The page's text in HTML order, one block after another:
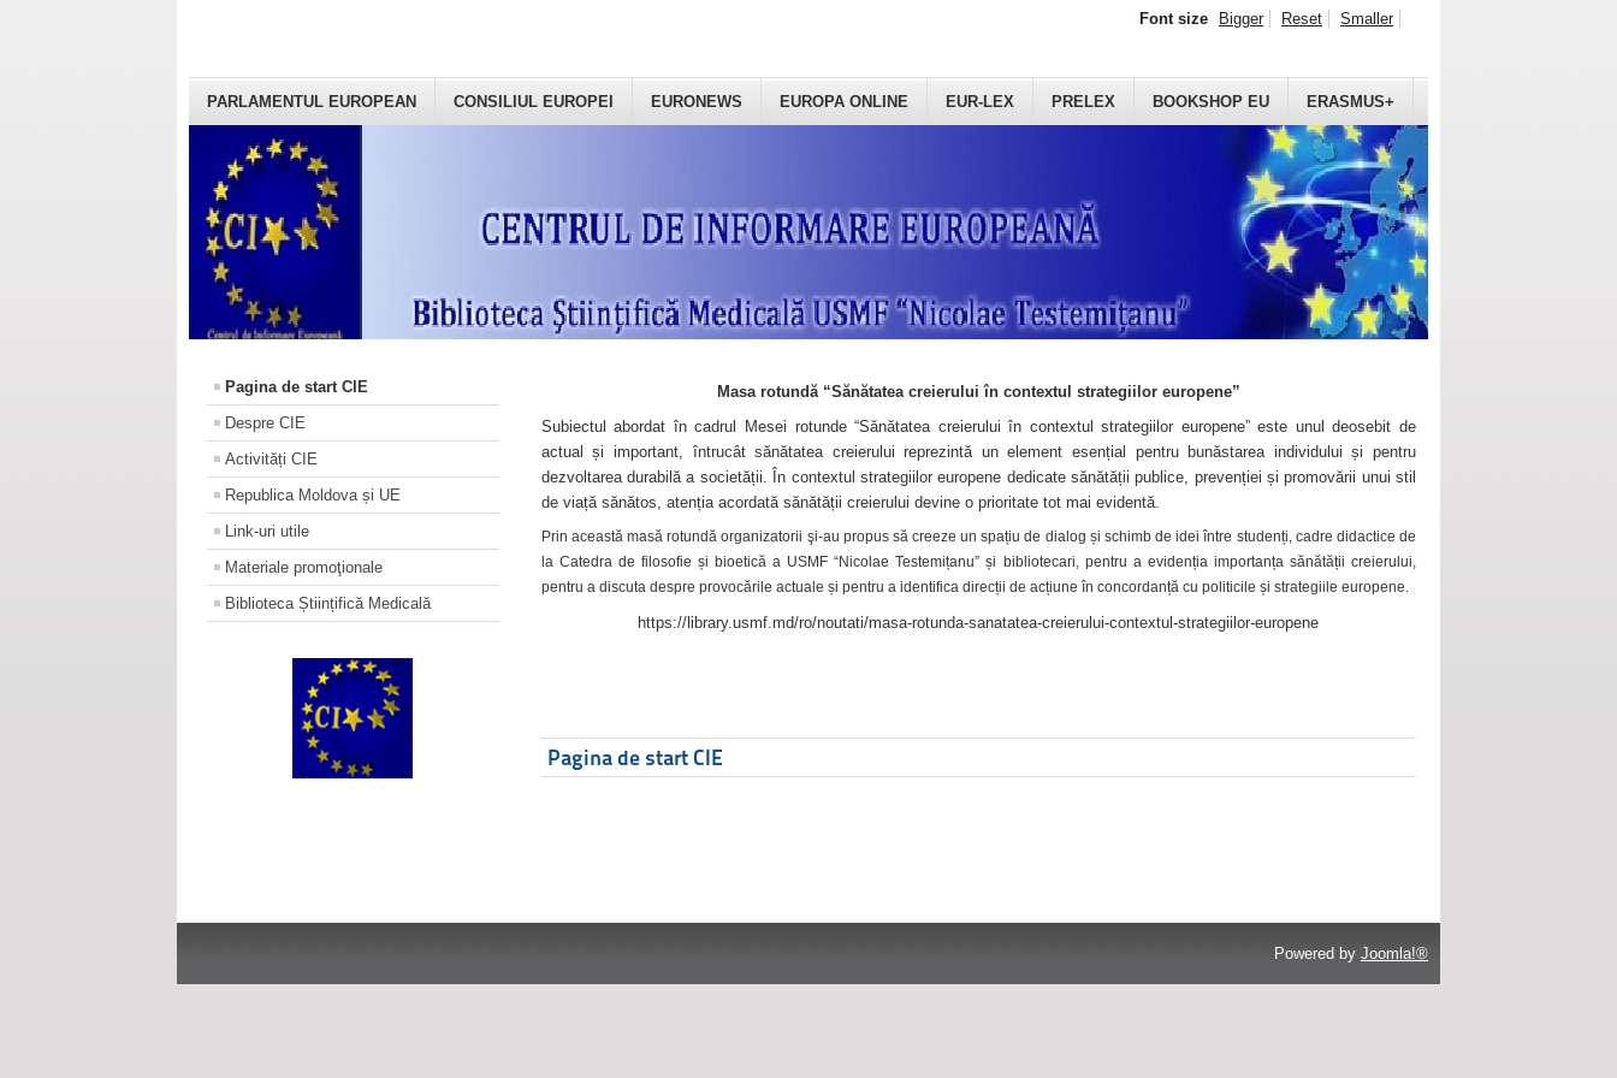
PARLAMENTUL EUROPEAN CONSILIUL EUROPEI EURONEWS EUROPA ONLINE EUR-LEX PRELEX BOOKSHOP EU ERASMUS+
Font size Bigger Reset Smaller
Pagina de start CIE
Despre CIE
Activități CIE
Republica Moldova și UE
Link-uri utile
Materiale promoţionale
Biblioteca Științifică Medicală
Masa rotundă “Sănătatea creierului în contextul strategiilor europene”
Subiectul abordat în cadrul Mesei rotunde “Sănătatea creierului în contextul strategiilor europene” este unul deosebit de
actual și important, întrucât sănătatea creierului reprezintă un element esențial pentru bunăstarea individului și pentru
dezvoltarea durabilă a societății. În contextul strategiilor europene dedicate sănătății publice, prevenției și promovării unui stil
de viață sănătos, atenția acordată sănătății creierului devine o prioritate tot mai evidentă.
Prin această masă rotundă organizatorii şi-au propus să creeze un spațiu de dialog și schimb de idei între studenți, cadre didactice de
la Catedra de filosofie și bioetică a USMF “Nicolae Testemițanu” și bibliotecari, pentru a evidenția importanța sănătății creierului,
pentru a discuta despre provocările actuale și pentru a identifica direcții de acțiune în concordanță cu politicile și strategiile europene.
https://library.usmf.md/ro/noutati/masa-rotunda-sanatatea-creierului-contextul-strategiilor-europene
Pagina de start CIE
Powered by Joomla!®